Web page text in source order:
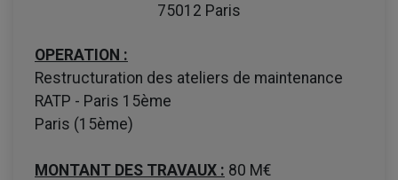
75012 Paris
OPERATION :
Restructuration des ateliers de maintenance
RATP - Paris 15ème
Paris (15ème)
MONTANT DES TRAVAUX : 80 M€